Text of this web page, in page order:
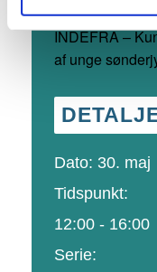
Serie af
INDEFRA –
af unge
Dato: 30. maj
Tidspunkt:
12:00 - 16:00
Serie: